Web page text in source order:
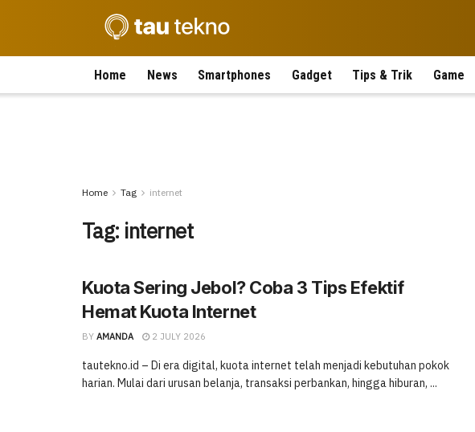
Home News Smartphones Gadget Tips & Trik Game
Home Tag internet
Tag: internet
Kuota Sering Jebol? Coba 3 Tips Efektif
Hemat Kuota Internet
BY AMANDA 2 JULY 2026
tautekno.id – Di era digital, kuota internet telah menjadi kebutuhan pokok
harian. Mulai dari urusan belanja, transaksi perbankan, hingga hiburan, ...